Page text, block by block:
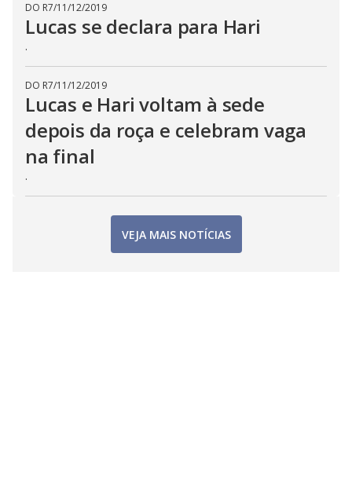
DO R7/11/12/2019
Lucas se declara para Hari
.
DO R7/11/12/2019
Lucas e Hari voltam à sede
depois da roça e celebram vaga
na final
.
VEJA MAIS NOTÍCIAS